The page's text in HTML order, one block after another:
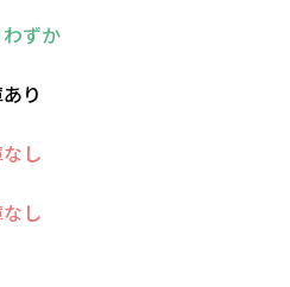
ずか
り
し
し